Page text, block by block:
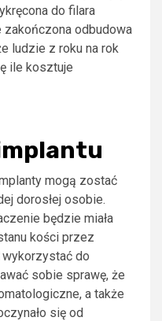
do filara
zakończona odbudowa
ludzie z roku na rok
ile kosztuje
mogą zostać
dorosłej osobie.
będzie miała
kości przez
wykorzystać do
sobie sprawę, że
a także
się od